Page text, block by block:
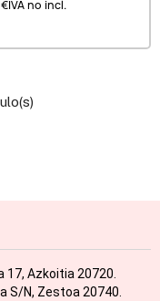
IVA no incl.
Azkoitia 20720.
S/N, Zestoa 20740.